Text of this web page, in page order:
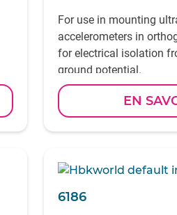
For use in mounting
accelerometers in
for electrical isolation
ground potential.
EN
6186